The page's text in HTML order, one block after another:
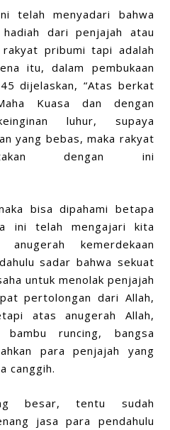
telah menyadari bahwa
hadiah dari penjajah atau
pribumi tapi adalah
itu, dalam pembukaan
dijelaskan, “Atas berkat
Kuasa dan dengan
luhur, supaya
yang bebas, maka rakyat
dengan ini
bisa dipahami betapa
ini telah mengajari kita
anugerah kemerdekaan
sadar bahwa sekuat
untuk menolak penjajah
pertolongan dari Allah,
atas anugerah Allah,
runcing, bangsa
para penjajah yang
canggih.
besar, tentu sudah
jasa para pendahulu